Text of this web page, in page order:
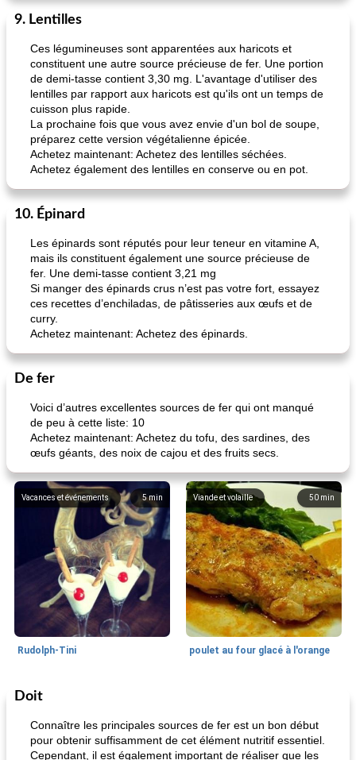
9. Lentilles
Ces légumineuses sont apparentées aux haricots et
constituent une autre source précieuse de fer. Une portion
de demi-tasse contient 3,30 mg. L'avantage d'utiliser des
lentilles par rapport aux haricots est qu'ils ont un temps de
cuisson plus rapide.
La prochaine fois que vous avez envie d'un bol de soupe,
préparez cette version végétalienne épicée.
Achetez maintenant: Achetez des lentilles séchées.
Achetez également des lentilles en conserve ou en pot.
10. Épinard
Les épinards sont réputés pour leur teneur en vitamine A,
mais ils constituent également une source précieuse de
fer. Une demi-tasse contient 3,21 mg
Si manger des épinards crus n’est pas votre fort, essayez
ces recettes d’enchiladas, de pâtisseries aux œufs et de
curry.
Achetez maintenant: Achetez des épinards.
De fer
Voici d’autres excellentes sources de fer qui ont manqué
de peu à cette liste: 10
Achetez maintenant: Achetez du tofu, des sardines, des
œufs géants, des noix de cajou et des fruits secs.
5min
Vacances et événements
Rudolph-Tini
50 min
Viande et volaille
poulet au four glacé à l'orange
Alimentation saine
Doit
Connaître les principales sources de fer est un bon début
pour obtenir suffisamment de cet élément nutritif essentiel.
Cependant, il est également important de réaliser que les